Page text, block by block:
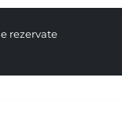
rezervate